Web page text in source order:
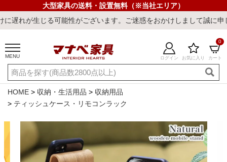
大型家具の送料・設置無料（※当社エリア）
能性がございます。ご迷惑をおかけしまして誠に申し訳ございませ
MENU ログイン お気に入り カート
0
ご利用ガイド 新規会員登録
店舗一覧 閲覧履歴
よくある質問
キーワード・商品番号で探す
HOME 収納・生活用品
収納用品
ティッシュケース・リモコンラック